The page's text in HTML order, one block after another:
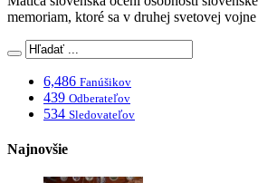
memoriam, ktoré sa v druhej svetovej
6,486 Fanúšikov
439 Odberateľov
534 Sledovateľov
Najnovšie